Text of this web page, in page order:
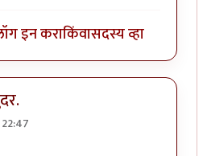
इन कराकिंवासदस्य व्हा